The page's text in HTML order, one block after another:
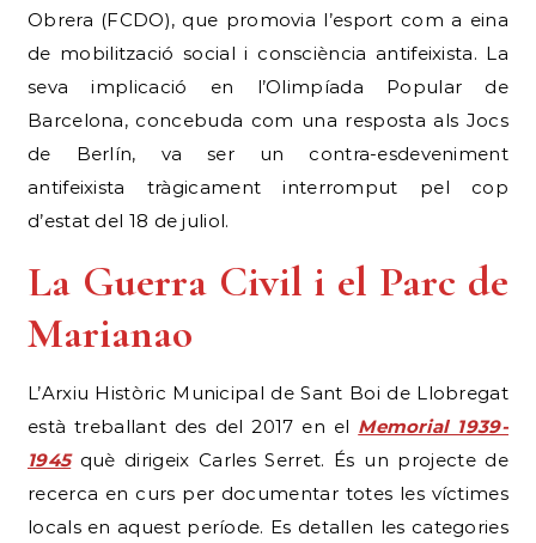
Obrera (FCDO), que promovia l’esport com a eina
de mobilització social i consciència antifeixista. La
seva implicació en l’Olimpíada Popular de
Barcelona, concebuda com una resposta als Jocs
de Berlín, va ser un contra-esdeveniment
antifeixista tràgicament interromput pel cop
d’estat del 18 de juliol.
La Guerra Civil i el Parc de
Marianao
L’Arxiu Històric Municipal de Sant Boi de Llobregat
està treballant des del 2017 en el Memorial 1939-
1945què dirigeix Carles Serret. És un projecte de
recerca en curs per documentar totes les víctimes
locals en aquest període. Es detallen les categories